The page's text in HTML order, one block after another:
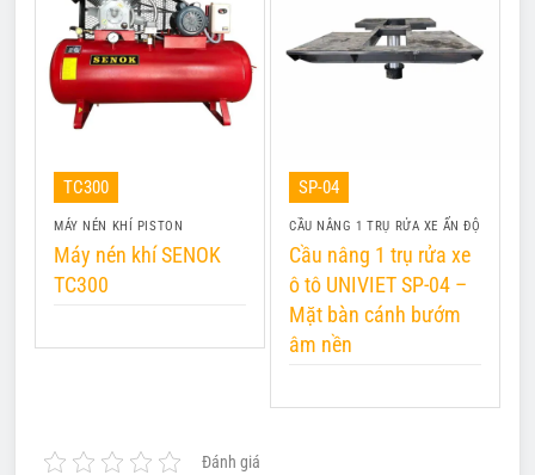
TC300
MÁY NÉN KHÍ PISTON
Máy nén khí SENOK
TC300
SP-04
CẦU NÂNG 1 TRỤ RỬA XE ẤN ĐỘ
Cầu nâng 1 trụ rửa xe
ô tô UNIVIET SP-04 –
Mặt bàn cánh bướm
âm nền
Đánh giá